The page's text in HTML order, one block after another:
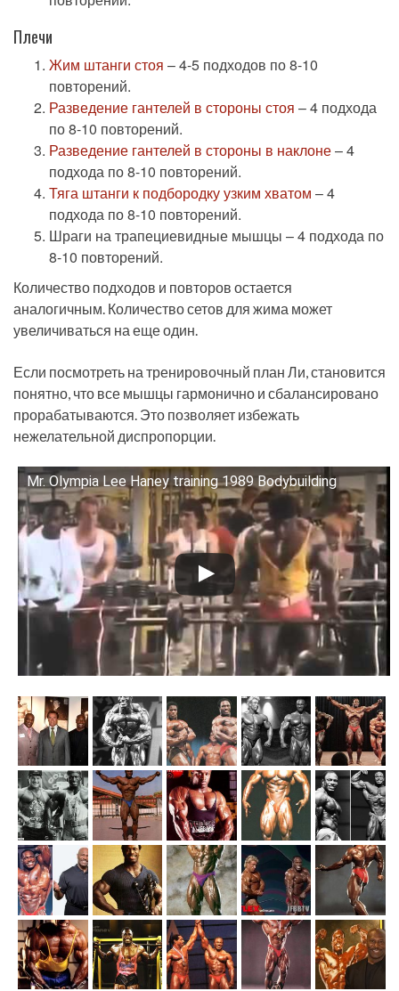
Плечи
Жим штанги стоя – 4-5 подходов по 8-10
повторений.
Разведение гантелей в стороны стоя – 4 подхода
по 8-10 повторений.
Разведение гантелей в стороны в наклоне– 4
подхода по 8-10 повторений.
Тяга штанги к подбородку узким хватом – 4
подхода по 8-10 повторений.
Шраги на трапециевидные мышцы – 4 подхода по
8-10 повторений.
Количество подходов и повторов остается
аналогичным. Количество сетов для жима может
увеличиваться на еще один.
Если посмотреть на тренировочный план Ли, становится
понятно, что все мышцы гармонично и сбалансировано
прорабатываются. Это позволяет избежать
нежелательной диспропорции.
Mr. Olympia Lee Haney training 1989 Bodybuilding
Смотрите это видео на YouTube